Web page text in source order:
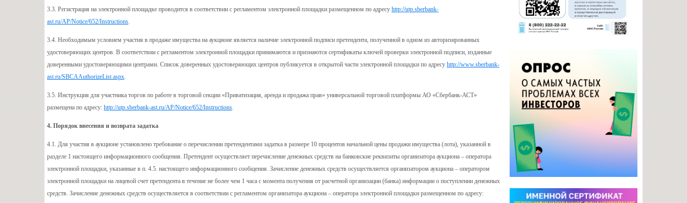
3.3. Регистрация на электронной площадке проводится в соответствии с регламентом электронной площадки размещенном по адресу http://utp.sberbank-
ast.ru/AP/Notice/652/Instructions
3.4. Необходимым условием участия в продаже имущества на аукционе является наличие электронной подписи претендента, полученной в одном из авторизированных
удостоверяющих центров. В соответствии с регламентом электронной площадки принимаются и признаются сертификаты ключей проверки электронной подписи, изданные
доверенными удостоверяющими центрами. Список доверенных удостоверяющих центров публикуется в открытой части электронной площадки по адресу http://www.sberbank-
ast.ru/SBCAAuthorizeList.aspx
3.5. Инструкция для участника торгов по работе в торговой секции «Приватизация, аренда и продажа прав» универсальной торговой платформы АО «Сбербанк-АСТ»
размещена по адресу: http://utp.sberbank-ast.ru/AP/Notice/652/Instructions
4. Порядок внесения и возврата задатка
4.1. Для участия в аукционе установлено требование о перечислении претендентами задатка в размере 10 процентов начальной цены продажи имущества (лота), указанной в
разделе 1 настоящего информационного сообщения. Претендент осуществляет перечисление денежных средств на банковские реквизиты организатора аукциона – оператора
электронной площадки, указанные в п. 4.5. настоящего информационного сообщения. Зачисление денежных средств осуществляется организатором аукциона – оператором
электронной площадки на лицевой счет претендента в течение не более чем 1 часа с момента получения от расчетной организации (банка) информации о поступлении денежных
средств. Зачисление денежных средств осуществляется в соответствии с регламентом организатора аукциона – оператора электронной площадки размещенном по адресу: